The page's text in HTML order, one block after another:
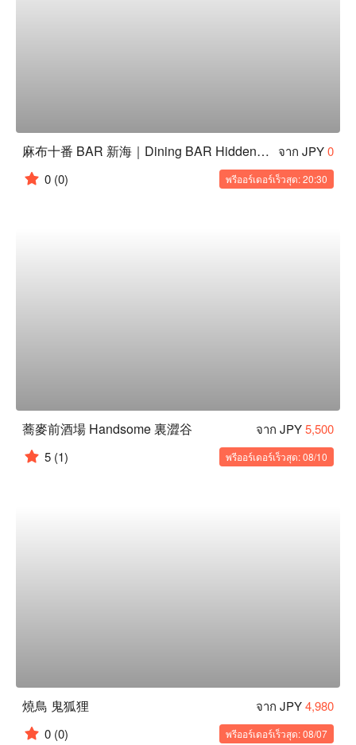
麻布十番 BAR 新海｜Dining BAR Hidden Lounge｜東京餐酒館 จาก JPY0
0 (0) พรีออร์เดอร์เร็วสุด: 20:30
蕎麥前酒場 Handsome 裏澀谷 จาก JPY5,500
5 (1) พรีออร์เดอร์เร็วสุด: 08/10
燒鳥 鬼狐狸 จาก JPY4,980
0 (0) พรีออร์เดอร์เร็วสุด: 08/07